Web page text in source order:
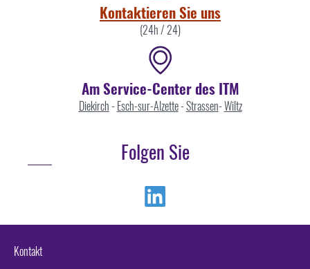
Kontaktieren Sie uns
(24h / 24)
Am Service-Center des ITM
Diekirch- Esch-sur-Alzette-Strassen-Wiltz
Folgen Sie
Kontakt